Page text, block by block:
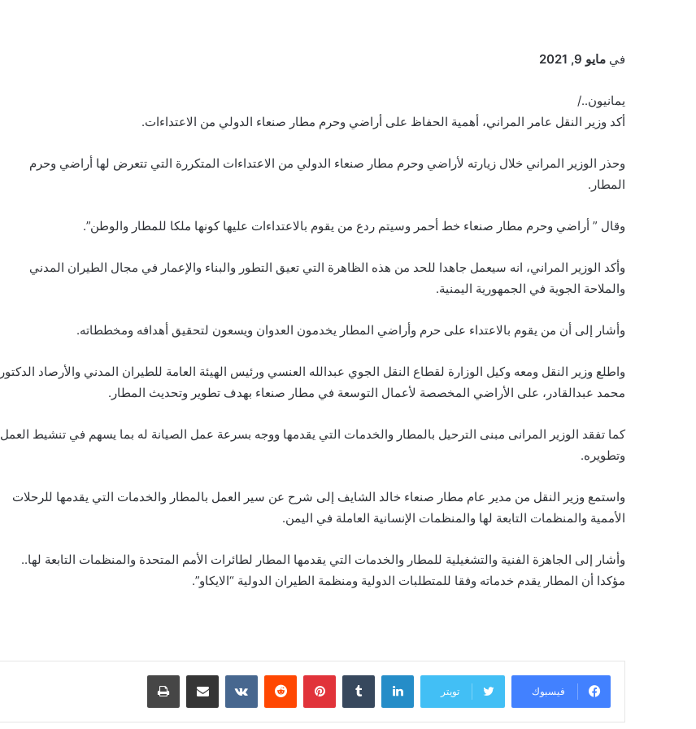
في مايو 9, 2021
يمانيون../
أكد وزير النقل عامر المراني، أهمية الحفاظ على أراضي وحرم مطار صنعاء الدولي من الاعتداءات.
وحذر الوزير المراني خلال زيارته لأراضي وحرم مطار صنعاء الدولي من الاعتداءات المتكررة التي تتعرض لها أراضي وحرم
المطار.
وقال ” أراضي وحرم مطار صنعاء خط أحمر وسيتم ردع من يقوم بالاعتداءات عليها كونها ملكا للمطار والوطن”.
وأكد الوزير المراني، انه سيعمل جاهدا للحد من هذه الظاهرة التي تعيق التطور والبناء والإعمار في مجال الطيران المدني
والملاحة الجوية في الجمهورية اليمنية.
وأشار إلى أن من يقوم بالاعتداء على حرم وأراضي المطار يخدمون العدوان ويسعون لتحقيق أهدافه ومخططاته.
واطلع وزير النقل ومعه وكيل الوزارة لقطاع النقل الجوي عبدالله العنسي ورئيس الهيئة العامة للطيران المدني والأرصاد الدكتور
محمد عبدالقادر، على الأراضي المخصصة لأعمال التوسعة في مطار صنعاء بهدف تطوير وتحديث المطار.
كما تفقد الوزير المرانى مبنى الترحيل بالمطار والخدمات التي يقدمها ووجه بسرعة عمل الصيانة له بما يسهم في تنشيط العمل
وتطويره.
واستمع وزير النقل من مدير عام مطار صنعاء خالد الشايف إلى شرح عن سير العمل بالمطار والخدمات التي يقدمها للرحلات
الأممية والمنظمات التابعة لها والمنظمات الإنسانية العاملة في اليمن.
وأشار إلى الجاهزة الفنية والتشغيلية للمطار والخدمات التي يقدمها المطار لطائرات الأمم المتحدة والمنظمات التابعة لها..
مؤكدا أن المطار يقدم خدماته وفقا للمتطلبات الدولية ومنظمة الطيران الدولية “الايكاو”.
فيسبوك تويتر
لينكدإن بينتيريست